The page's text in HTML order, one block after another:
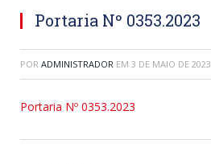
Portaria Nº 0353.2023
POR ADMINISTRADOR EM 3 DE MAIO DE 2023
Portaria Nº 0353.2023